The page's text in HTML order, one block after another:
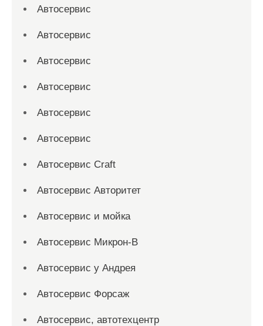
Автосервис
Автосервис
Автосервис
Автосервис
Автосервис
Автосервис
Автосервис Craft
Автосервис Авторитет
Автосервис и мойка
Автосервис Микрон-В
Автосервис у Андрея
Автосервис Форсаж
Автосервис, автотехцентр